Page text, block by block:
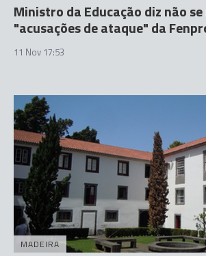
Ministro da Educação diz não
"acusações de ataque" da
11 Nov 17:53
MADEIRA